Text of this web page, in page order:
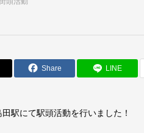
Share LINE
駅にて駅頭活動を行いました！